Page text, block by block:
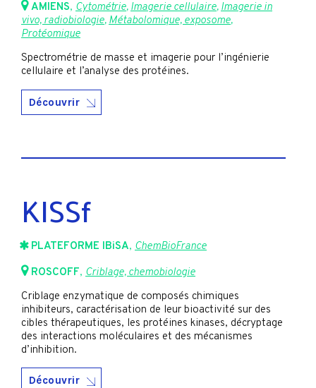
AMIENS, Cytométrie,Imagerie cellulaire,Imagerie in
vivo, radiobiologie,Métabolomique, exposome,
Protéomique
Spectrométrie de masse et imagerie pour l’ingénierie
cellulaire et l’analyse des protéines.
Découvrir
KISSf
PLATEFORME IBiSA, ChemBioFrance
ROSCOFF, Criblage, chemobiologie
Criblage enzymatique de composés chimiques
inhibiteurs, caractérisation de leur bioactivité sur des
cibles thérapeutiques, les protéines kinases, décryptage
des interactions moléculaires et des mécanismes
d’inhibition.
Découvrir